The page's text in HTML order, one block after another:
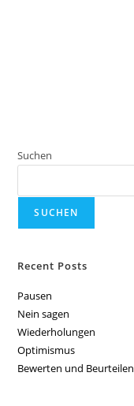
Suchen
SUCHEN
Recent Posts
Pausen
Nein sagen
Wiederholungen
Optimismus
Bewerten und Beurteilen